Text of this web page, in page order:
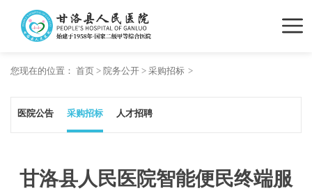
您现在的位置： 首页 > 院务公开 > 采购招标
医院公告 采购招标 人才招聘
甘洛县人民医院智能便民终端服